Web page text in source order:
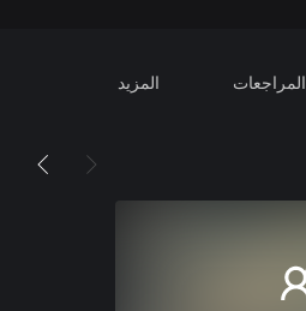
المراجعات المزيد